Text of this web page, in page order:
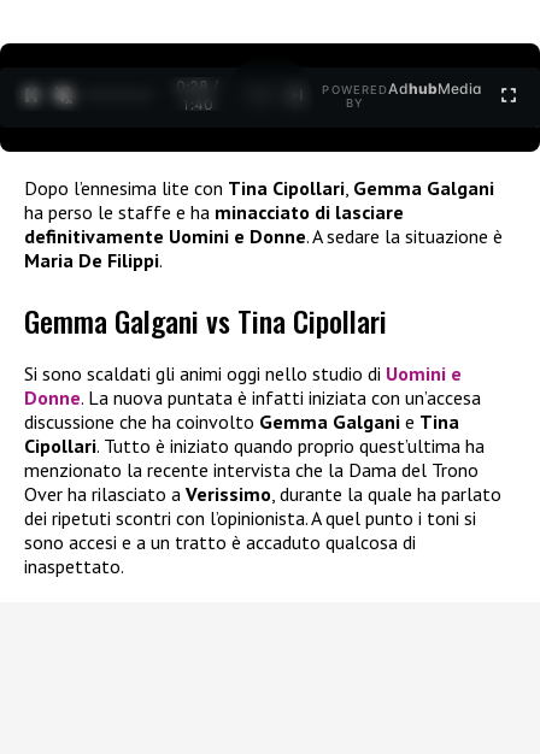
0:30 /
1:40
POWERED
BY
AdhubMedia
Dopo l’ennesima lite con Tina Cipollari Gemma Galgani
ha perso le staffe e ha minacciato di lasciare
definitivamente Uomini e Donne. A sedare la situazione è
Maria De Filippi.
Gemma Galgani vs Tina Cipollari
Si sono scaldati gli animi oggi nello studio di Uomini e
Donne. La nuova puntata è infatti iniziata con un’accesa
discussione che ha coinvolto Gemma Galgani e Tina
Cipollari. Tutto è iniziato quando proprio quest’ultima ha
menzionato la recente intervista che la Dama del Trono
Over ha rilasciato a Verissimo, durante la quale ha parlato
dei ripetuti scontri con l’opinionista. A quel punto i toni si
sono accesi e a un tratto è accaduto qualcosa di
inaspettato.